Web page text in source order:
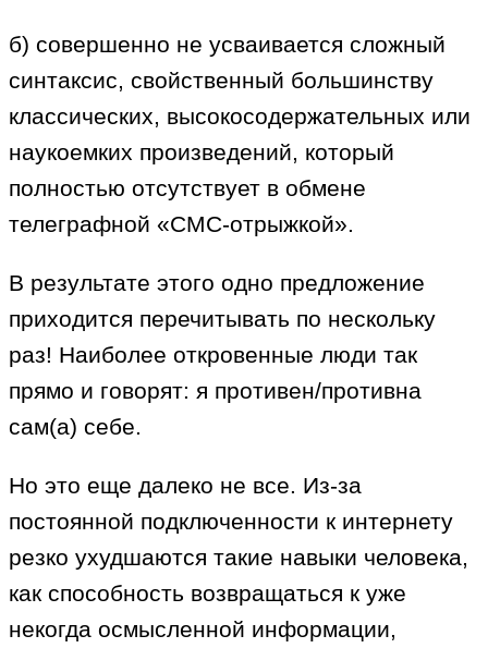
б) совершенно не усваивается сложный
синтаксис, свойственный большинству
классических, высокосодержательных или
наукоемких произведений, который
полностью отсутствует в обмене
телеграфной «СМС-отрыжкой».
В результате этого одно предложение
приходится перечитывать по нескольку
раз! Наиболее откровенные люди так
прямо и говорят: я противен/противна
сам(а) себе.
Но это еще далеко не все. Из-за
постоянной подключенности к интернету
резко ухудшаются такие навыки человека,
как способность возвращаться к уже
некогда осмысленной информации,